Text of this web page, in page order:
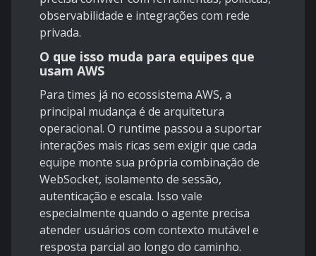
observabilidade e integrações com rede
privada.
O que isso muda para equipes que
usam AWS
Para times já no ecossistema AWS, a
principal mudança é de arquitetura
operacional. O runtime passou a suportar
interações mais ricas sem exigir que cada
equipe monte sua própria combinação de
WebSocket, isolamento de sessão,
autenticação e escala. Isso vale
especialmente quando o agente precisa
atender usuários com contexto mutável e
resposta parcial ao longo do caminho.